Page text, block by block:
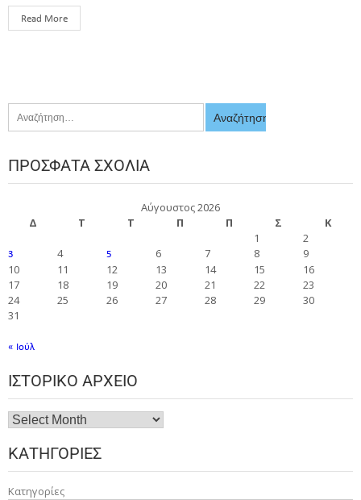
Read More
ΠΡΌΣΦΑΤΑ ΣΧΌΛΙΑ
Αύγουστος 2026
Δ
Τ Τ Π Π Σ
Κ
1
2
3 4 5 6 7 8
9
10
11 12 13 14 15
16
17
18 19 20 21 22
23
24
25 26 27 28 29
30
31
« Ιούλ
ΙΣΤΟΡΙΚΌ ΑΡΧΕΊΟ
ΚΑΤΗΓΟΡΊΕΣ
Κατηγορίες